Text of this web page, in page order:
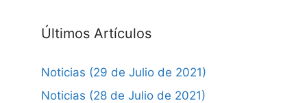
Últimos Artículos
Noticias (29 de Julio de 2021)
Noticias (28 de Julio de 2021)